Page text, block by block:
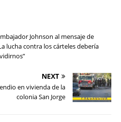
Johnson al mensaje de
lucha contra los cárteles debería
NEXT
en vivienda de la
colonia San Jorge